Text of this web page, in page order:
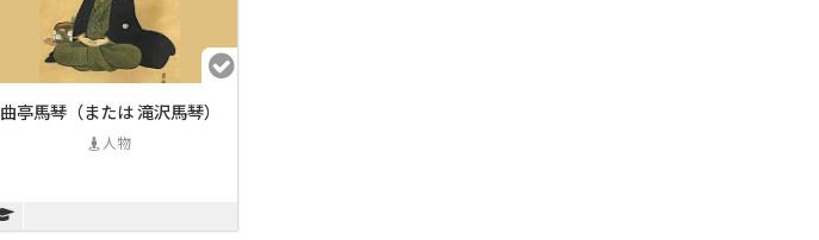
曲亭馬琴（または 滝沢馬琴）
人物